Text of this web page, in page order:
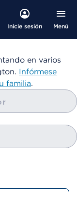
Inicie sesión Menú
en varios
Infórmese
familia.